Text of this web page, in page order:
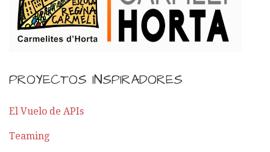
o
r
n
t
r
PROYECTOS INSPIRADORES
El Vuelo de APIs
Teaming